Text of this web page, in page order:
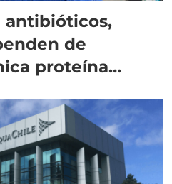
antibióticos,
de
proteína